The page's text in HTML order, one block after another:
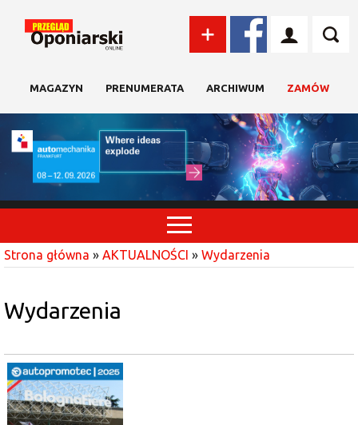
MAGAZYN PRENUMERATA ARCHIWUM ZAMÓW
Strona główna » AKTUALNOŚCI » Wydarzenia
Wydarzenia